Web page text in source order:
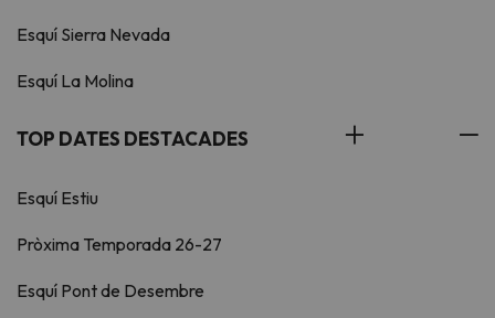
Esquí Sierra Nevada
Esquí La Molina
TOP DATES DESTACADES
Esquí Estiu
Pròxima Temporada 26-27
Esquí Pont de Desembre